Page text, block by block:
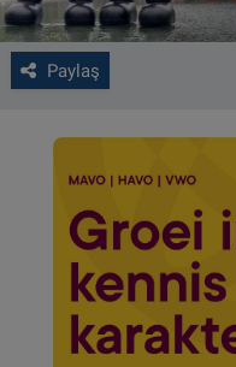
Paylaş